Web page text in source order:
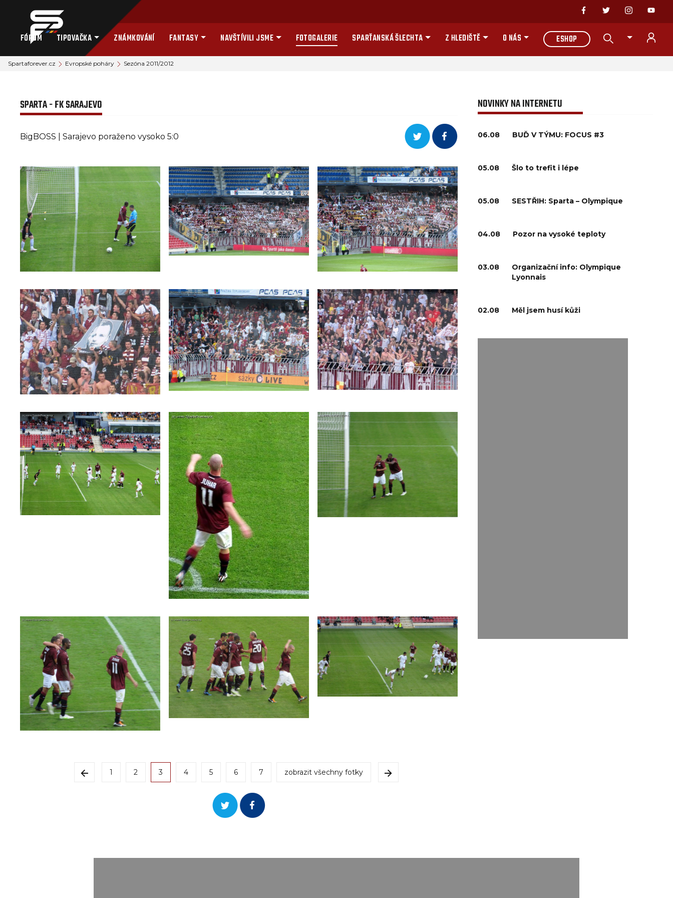
FÓRUM TIPOVAČKA ZNÁMKOVÁNÍ FANTASY NAVŠTÍVILI JSME FOTOGALERIE SPARŤANSKÁ ŠLECHTA Z HLEDIŠTĚ O NÁS ESHOP
Spartaforever.cz Evropské poháry Sezóna 2011/2012
SPARTA - FK SARAJEVO
BigBOSS | Sarajevo poraženo vysoko 5:0
1 2 3 4 5 6 7 zobrazit všechny fotky
NOVINKY NA INTERNETU
06.08 BUĎ V TÝMU: FOCUS #3
05.08 Šlo to trefit i lépe
05.08 SESTŘIH: Sparta – Olympique
04.08 Pozor na vysoké teploty
03.08
Organizační info: Olympique
Lyonnais
02.08 Měl jsem husí kůži